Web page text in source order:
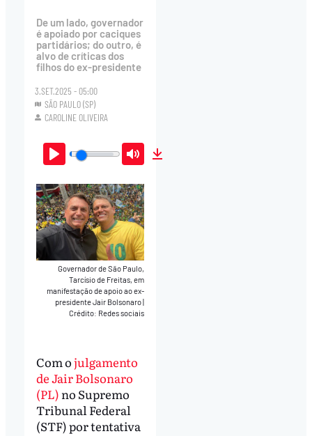
De um lado, governador
é apoiado por caciques
partidários; do outro, é
alvo de críticas dos
filhos do ex-presidente
3.SET.2025 - 05:00
SÃO PAULO (SP)
CAROLINE OLIVEIRA
Play Mute
Governador de São Paulo,
Tarcísio de Freitas, em
manifestação de apoio ao ex-
presidente Jair Bolsonaro|
Crédito: Redes sociais
Com ojulgamento
de Jair Bolsonaro
(PL) no Supremo
Tribunal Federal
(STF) por tentativa